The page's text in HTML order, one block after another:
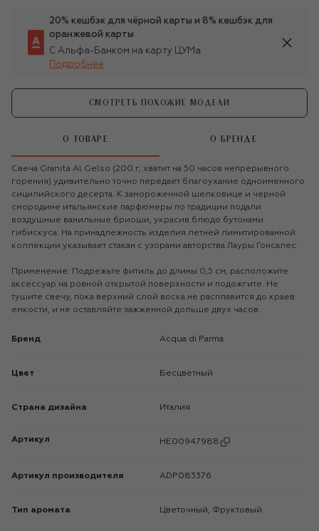
20% кешбэк для чёрной карты и 8% кешбэк для
оранжевой карты
С Альфа-Банком на карту ЦУМа
Подробнее
СМОТРЕТЬ ПОХОЖИЕ МОДЕЛИ
О ТОВАРЕ О БРЕНДЕ
Свеча Granita Al Gelso (200 г, хватит на 50 часов непрерывного
горения) удивительно точно передает благоухание одноименного
сицилийского десерта. К замороженной шелковице и черной
смородине итальянские парфюмеры по традиции подали
воздушные ванильные бриоши, украсив блюдо бутонами
гибискуса. На принадлежность изделия летней лимитированной
коллекции указывает стакан с узорами авторства Лауры Гонсалес.
Применение: Подрежьте фитиль до длины 0,5 см, расположите
аксессуар на ровной открытой поверхности и подожгите. Не
тушите свечу, пока верхний слой воска не расплавится до краев
емкости, и не оставляйте зажженной дольше двух часов.
Бренд Acqua di Parma
Цвет Бесцветный
Страна дизайна Италия
Артикул HE00947988
Артикул производителя ADP083376
Тип аромата Цветочный, Фруктовый